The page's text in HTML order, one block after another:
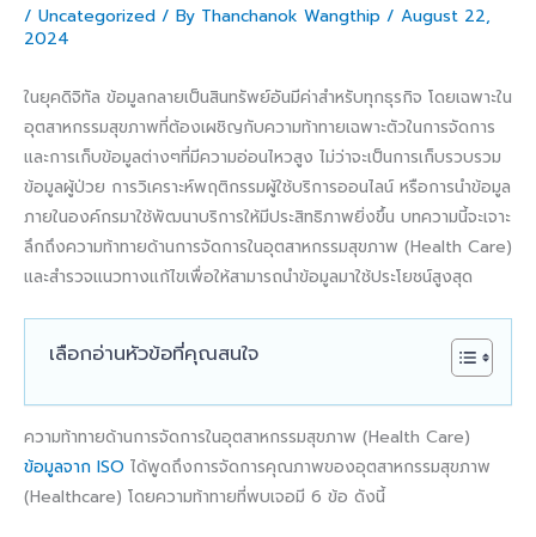
/ Uncategorized / By Thanchanok Wangthip / August 22,
2024
ในยุคดิจิทัล ข้อมูลกลายเป็นสินทรัพย์อันมีค่าสำหรับทุกธุรกิจ โดยเฉพาะใน
อุตสาหกรรมสุขภาพที่ต้องเผชิญกับความท้าทายเฉพาะตัวในการจัดการ
และการเก็บข้อมูลต่างๆที่มีความอ่อนไหวสูง ไม่ว่าจะเป็นการเก็บรวบรวม
ข้อมูลผู้ป่วย การวิเคราะห์พฤติกรรมผู้ใช้บริการออนไลน์ หรือการนำข้อมูล
ภายในองค์กรมาใช้พัฒนาบริการให้มีประสิทธิภาพยิ่งขึ้น บทความนี้จะเจาะ
ลึกถึงความท้าทายด้านการจัดการในอุตสาหกรรมสุขภาพ (Health Care)
และสำรวจแนวทางแก้ไขเพื่อให้สามารถนำข้อมูลมาใช้ประโยชน์สูงสุด
เลือกอ่านหัวข้อที่คุณสนใจ
ความท้าทายด้านการจัดการในอุตสาหกรรมสุขภาพ (Health Care)
ข้อมูลจาก ISO ได้พูดถึงการจัดการคุณภาพของอุตสาหกรรมสุขภาพ
(Healthcare) โดยความท้าทายที่พบเจอมี 6 ข้อ ดังนี้